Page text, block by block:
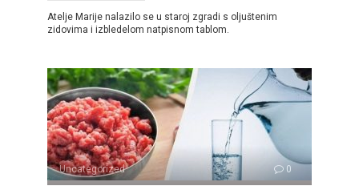
Atelje Marije nalazilo se u staroj zgradi s oljuštenim
zidovima i izbledelom natpisnom tablom.
Uncategorized 0